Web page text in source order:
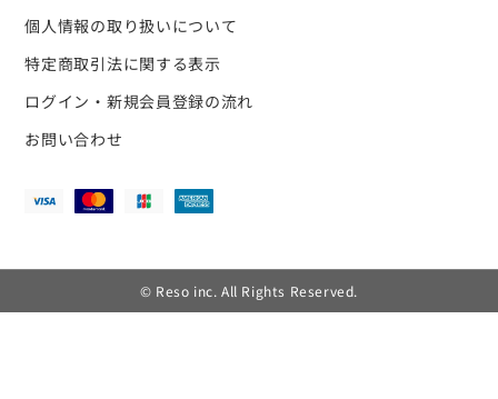
個人情報の取り扱いについて
特定商取引法に関する表示
ログイン・新規会員登録の流れ
お問い合わせ
© Reso inc. All Rights Reserved.